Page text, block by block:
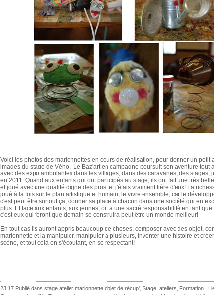
Voici les photos des marionnettes en cours de réalisation, pour donner un petit
images du stage de Vého. Le Baz'art en campagne poursuit son aventure tout
avec des expo ambulantes dans les villages, dans des caravanes, des stages,
en 2011. Quand aux enfants qui ont participés au stage, ils ont fait une très
et joué avec une qualité digne des pros, et j'étais vraiment fière d'eux! La
joué à la fois sur le plan artistique et humain, le vivre ensemble, car le
c'est peut être surtout ça, donner sa place à chacun dans une société qui en
plus. Et face aux enfants, aux jeunes, on a une sacré responsabilité en tant
c'est eux qui feront que demain se construira peut être un monde meilleur!
En tout cas ils auront appris beaucoup de choses, composer avec des objet,
marionnette et la manipuler, manipuler à plusieurs, inventer une histoire et
scène, et tout celà en s'écoutant, en se respectant!
23:17 Publié dans stage atelier marionnette objet de récup' Stage, ateliers, Formation |